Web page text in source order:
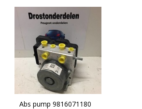
Abs pump 9816071180